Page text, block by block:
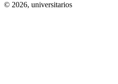
© 2026, universitarios